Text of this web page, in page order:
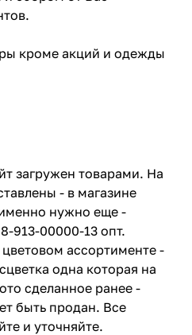
кроме акций и одежды
загружен товарами. На
- в магазине
нужно еще -
913-00000-13 опт.
ассортименте -
одна которая на
сделанное ранее -
быть продан. Все
и уточняйте.